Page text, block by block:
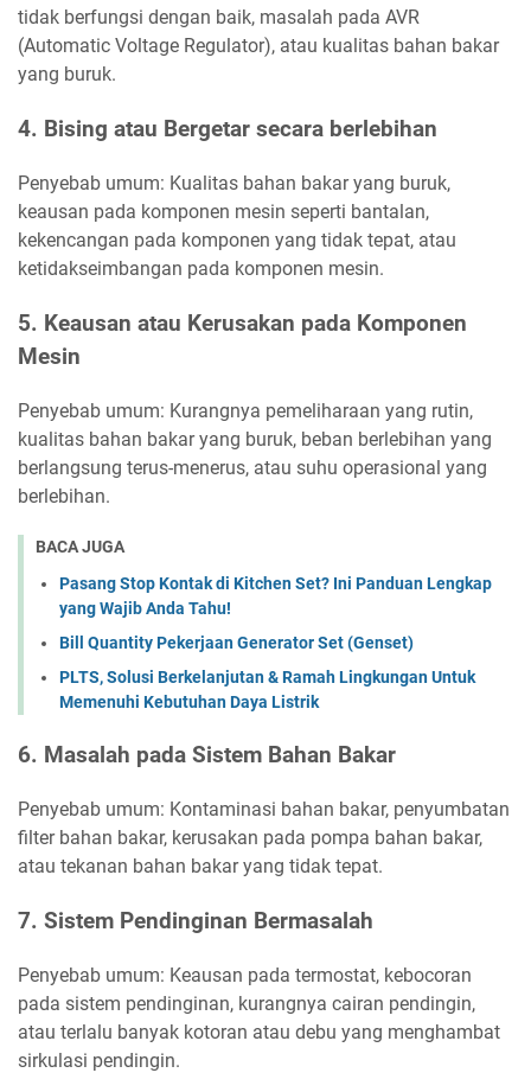
tidak berfungsi dengan baik, masalah pada AVR
(Automatic Voltage Regulator), atau kualitas bahan bakar
yang buruk.
4. Bising atau Bergetar secara berlebihan
Penyebab umum: Kualitas bahan bakar yang buruk,
keausan pada komponen mesin seperti bantalan,
kekencangan pada komponen yang tidak tepat, atau
ketidakseimbangan pada komponen mesin.
5. Keausan atau Kerusakan pada Komponen
Mesin
Penyebab umum: Kurangnya pemeliharaan yang rutin,
kualitas bahan bakar yang buruk, beban berlebihan yang
berlangsung terus-menerus, atau suhu operasional yang
berlebihan.
BACA JUGA
Pasang Stop Kontak di Kitchen Set? Ini Panduan Lengkap
yang Wajib Anda Tahu!
Bill Quantity Pekerjaan Generator Set (Genset)
PLTS, Solusi Berkelanjutan & Ramah Lingkungan Untuk
Memenuhi Kebutuhan Daya Listrik
6. Masalah pada Sistem Bahan Bakar
Penyebab umum: Kontaminasi bahan bakar, penyumbatan
filter bahan bakar, kerusakan pada pompa bahan bakar,
atau tekanan bahan bakar yang tidak tepat.
7. Sistem Pendinginan Bermasalah
Penyebab umum: Keausan pada termostat, kebocoran
pada sistem pendinginan, kurangnya cairan pendingin,
atau terlalu banyak kotoran atau debu yang menghambat
sirkulasi pendingin.